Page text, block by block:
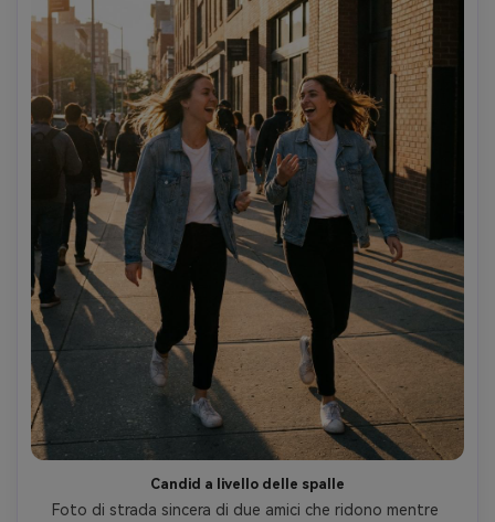
Candid a livello delle spalle
Foto di strada sincera di due amici che ridono mentre